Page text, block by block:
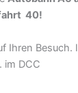
40!
Ihren Besuch.
im DCC